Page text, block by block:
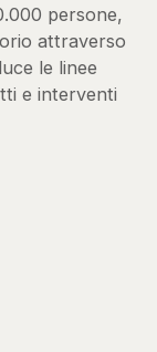
persone,
attraverso
le linee
e interventi